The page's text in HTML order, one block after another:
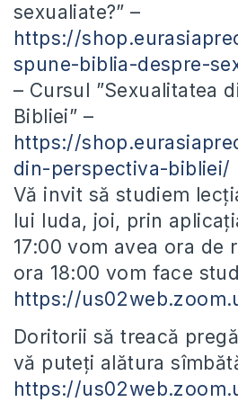
sexualiate?” –
https://
spune-biblia-despre-
– Cursul ”Sexualitatea
Bibliei” –
https://
din-perspectiva-bibliei/
Vă invit să studiem
lui Iuda, joi, prin
17:00 vom avea ora de
ora 18:00 vom face
https://
Doritorii să treacă
vă puteți alătura
https://